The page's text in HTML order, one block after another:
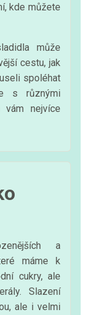
kde můžete
může
cestu, jak
spoléhat
s různými
nejvíce
a
máme k
cukry, ale
Slazení
ale i velmi